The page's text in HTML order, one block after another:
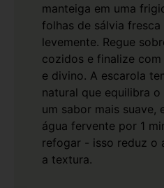
manteiga em uma
folhas de sálvia
levemente. Regue
cozidos e finalize com
e divino. A escarola
natural que equilibra
um sabor mais suave,
água fervente por 1
refogar - isso reduz o
a textura.